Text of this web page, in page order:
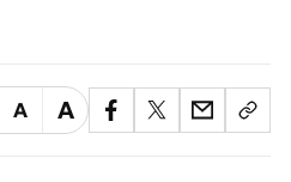
Α Α